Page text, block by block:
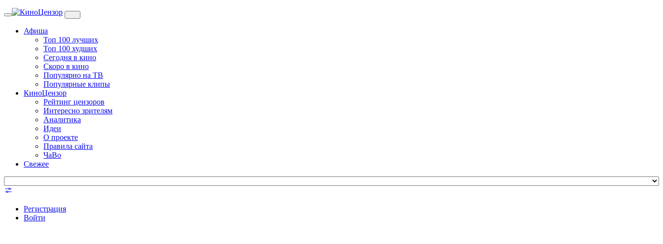
Toggle
Афиша
Топ 100 лучших
Топ 100 худших
Сегодня в кино
Скоро в кино
Популярно на ТВ
Популярные клипы
КиноЦензор
Рейтинг цензоров
Интересно зрителям
Аналитика
Идеи
О проекте
Правила сайта
ЧаВо
Свежее
Регистрация
Войти